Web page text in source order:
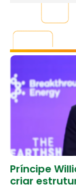
Príncipe
criar